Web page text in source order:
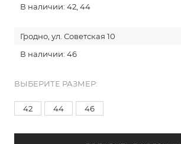
В наличии: 42, 44
Гродно, ул. Советская 10
В наличии: 46
ВЫБЕРИТЕ РАЗМЕР:
42 44 46